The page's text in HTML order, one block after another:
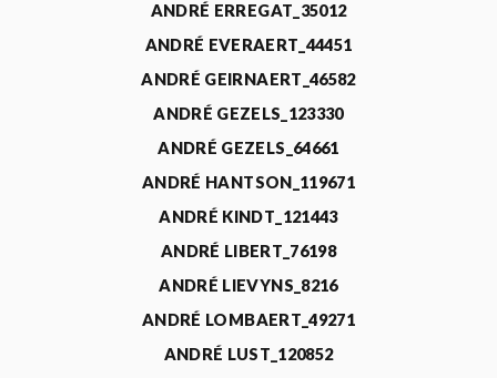
ANDRÉ ERREGAT_35012
ANDRÉ EVERAERT_44451
ANDRÉ GEIRNAERT_46582
ANDRÉ GEZELS_123330
ANDRÉ GEZELS_64661
ANDRÉ HANTSON_119671
ANDRÉ KINDT_121443
ANDRÉ LIBERT_76198
ANDRÉ LIEVYNS_8216
ANDRÉ LOMBAERT_49271
ANDRÉ LUST_120852